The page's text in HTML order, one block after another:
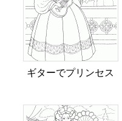
ギターでプリンセス